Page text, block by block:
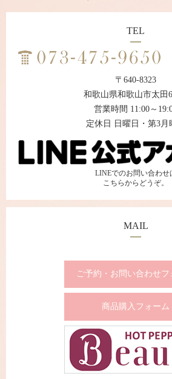
TEL
〒640-8323
和歌山県和歌山市太田
営業時間 11:00～
定休日 日曜日・第3月
LINEでのお問い合わせ
こちらからどうぞ。
MAIL
ご予約・お問い合わせフ
商品購入フォーム